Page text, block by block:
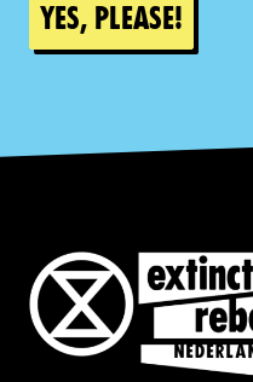
Yes, please!